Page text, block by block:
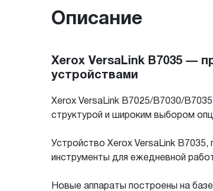
Описание
Xerox VersaLink B7035 —
устройствами
Xerox VersaLink B7025/B7030/
структурой и широким выбором
Устройство Xerox VersaLink
инструменты для ежедневной
Новые аппараты построены на